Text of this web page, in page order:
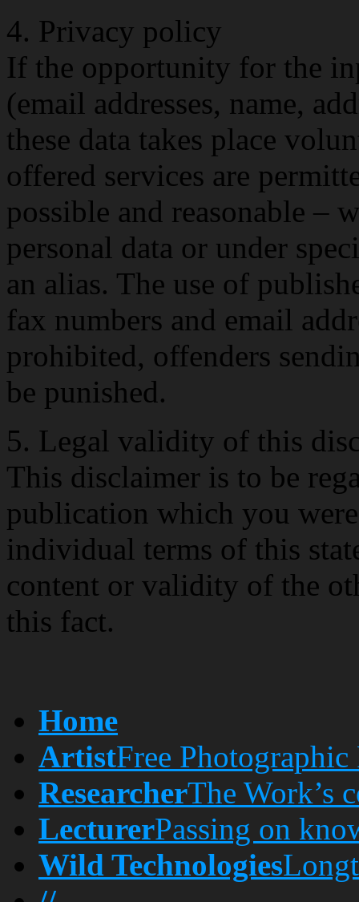
4. Privacy policy
If the opportunity for the
(email addresses, name,
these data takes place
offered services are
possible and reasonable –
personal data or under
an alias. The use of
fax numbers and email
prohibited, offenders
be punished.
5. Legal validity of this
This disclaimer is to be
publication which you
individual terms of this
content or validity of the
this fact.
Home
ArtistFree Photographic
ResearcherThe Work’s
LecturerPassing on
Wild Technologies